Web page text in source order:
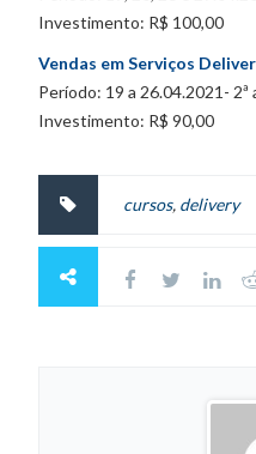
Investimento: R$ 100,00
Vendas em Serviços
Período: 19 a 26.04.2021- 2ª
Investimento: R$ 90,00
cursos, delivery